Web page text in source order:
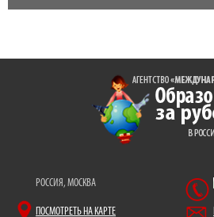
РОССИЯ, МОСКВА
ПОСМОТРЕТЬ НА КАРТЕ